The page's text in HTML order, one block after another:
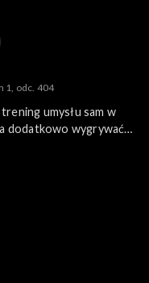
1, odc. 404
umysłu sam w
dodatkowo wygrywać
odcinka? Tym razem do
– nauczyciel
która w programie